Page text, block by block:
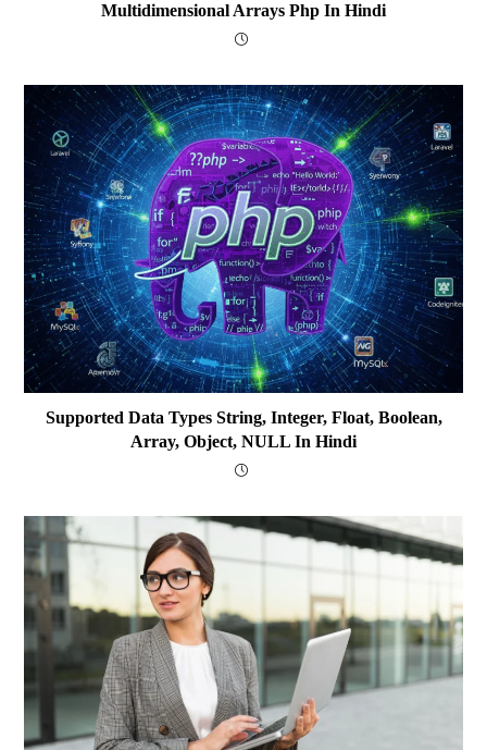
Multidimensional Arrays Php In Hindi
Supported Data Types String, Integer, Float, Boolean,
Array, Object, NULL In Hindi